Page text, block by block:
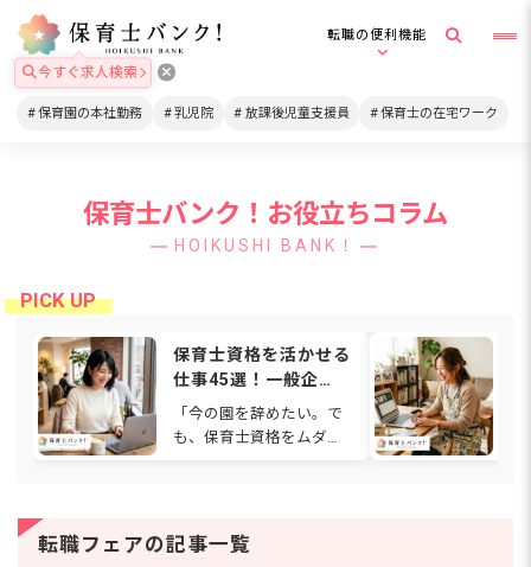
転職の便利機能
今すぐ求人検索
保育園の本社勤務 乳児院 放課後児童支援員 保育士の在宅ワーク
保育士バンク！お役立ちコラム
HOIKUSHI BANK！
保育士資格を活かせる
仕事45選！一般企
業・在宅・福祉など働
ける場所を解説
「今の園を辞めたい。で
も、保育士資格をムダに
の道を考える保育士さん
は少なくありません。保
転職フェアの記事一覧